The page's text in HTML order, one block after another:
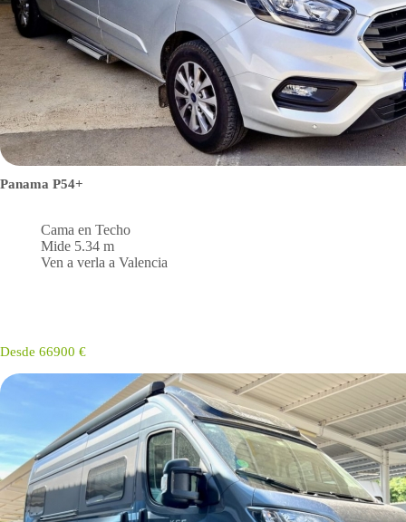
Panama P54+
Cama en Techo
Mide 5.34 m
Ven a verla a Valencia
Desde 66900 €